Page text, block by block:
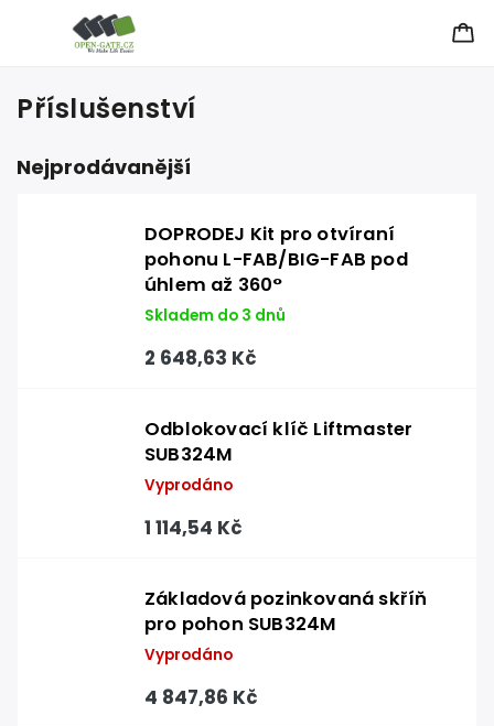
Příslušenství
Nejprodávanější
DOPRODEJ Kit pro otvíraní
pohonu L-FAB/BIG-FAB pod
úhlem až 360°
Skladem do 3 dnů
2 648,63 Kč
Odblokovací klíč Liftmaster
SUB324M
Vyprodáno
1 114,54 Kč
Základová pozinkovaná skříň
pro pohon SUB324M
Vyprodáno
4 847,86 Kč